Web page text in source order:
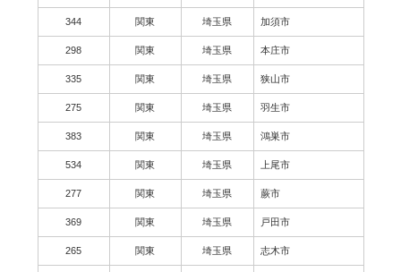
344 関東 埼玉県 加須市
298 関東 埼玉県 本庄市
335 関東 埼玉県 狭山市
275 関東 埼玉県 羽生市
383 関東 埼玉県 鴻巣市
534 関東 埼玉県 上尾市
277 関東 埼玉県 蕨市
369 関東 埼玉県 戸田市
265 関東 埼玉県 志木市